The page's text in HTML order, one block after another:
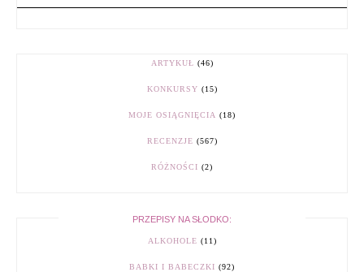
ARTYKUŁ (46)
KONKURSY (15)
MOJE OSIĄGNIĘCIA (18)
RECENZJE (567)
RÓŻNOŚCI (2)
PRZEPISY NA SŁODKO:
ALKOHOLE (11)
BABKI I BABECZKI (92)